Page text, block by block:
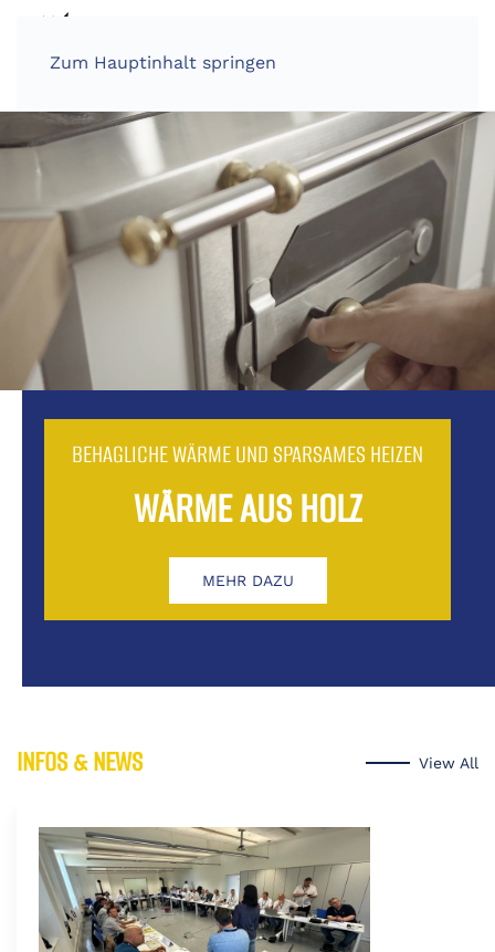
Zum Hauptinhalt springen
BEHAGLICHE WÄRME UND SPARSAMES HEIZEN
WÄRME AUS HOLZ
MEHR DAZU
INFOS & NEWS View All